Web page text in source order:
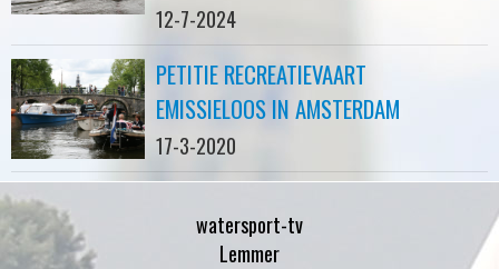
12-7-2024
PETITIE RECREATIEVAART
EMISSIELOOS IN AMSTERDAM
17-3-2020
watersport-tv
Lemmer